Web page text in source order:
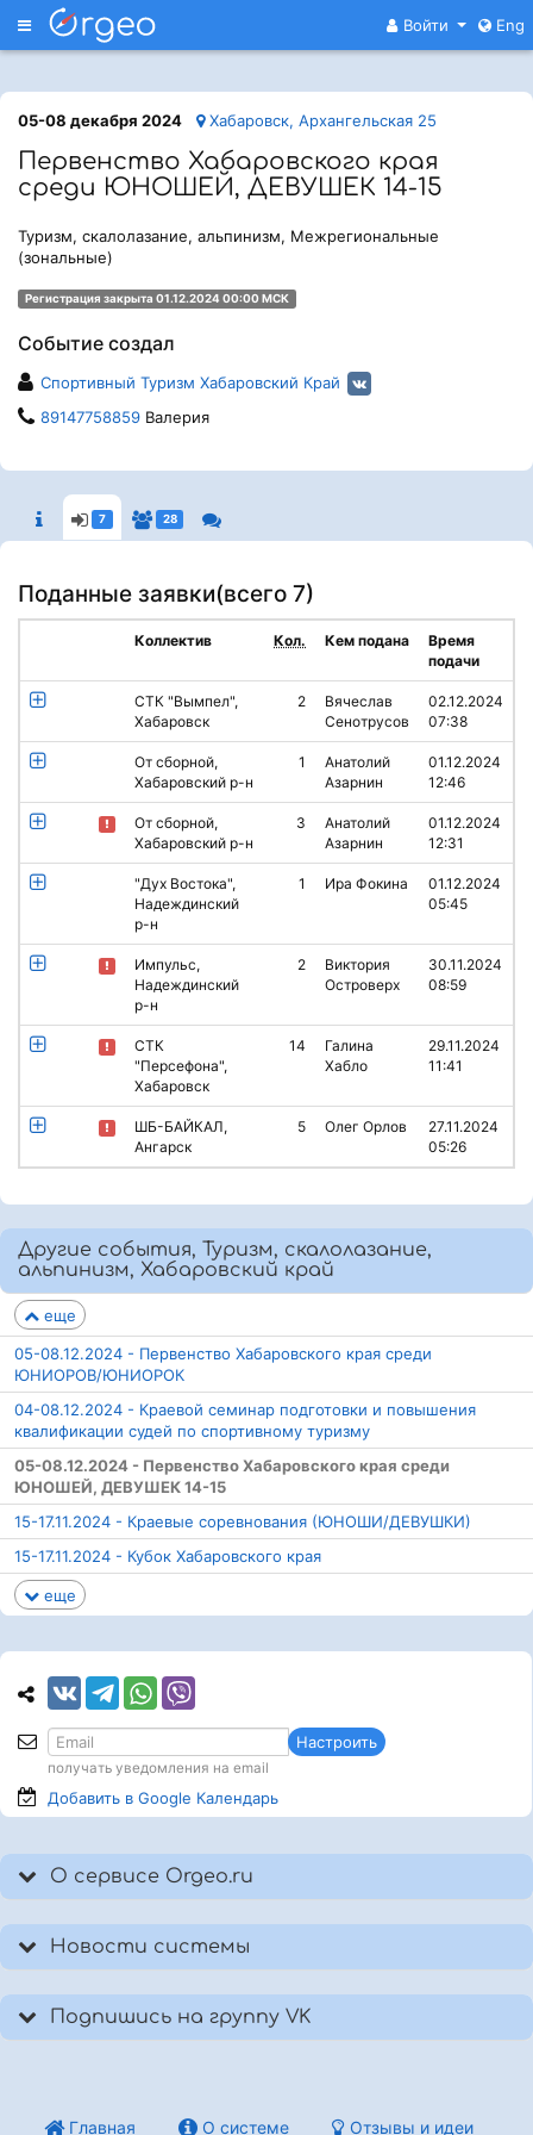
Меню Войти Eng
05-08 декабря 2024 Хабаровск, Архангельская 25
Первенство Хабаровского края
среди ЮНОШЕЙ, ДЕВУШЕК 14-15
Туризм, скалолазание, альпинизм, Межрегиональные
(зональные)
Регистрация закрыта 01.12.2024 00:00 МСК
Событие создал
Спортивный Туризм Хабаровский Край
89147758859 Валерия
7 28
Поданные заявки(всего 7)
Коллектив Кол. Кем подана
Время
подачи
СТК "Вымпел",
Хабаровск
2
Вячеслав
Сенотрусов
02.12.2024
07:38
От сборной,
Хабаровский р-н
1
Анатолий
Азарнин
01.12.2024
12:46
От сборной,
Хабаровский р-н
3
Анатолий
Азарнин
01.12.2024
12:31
"Дух Востока",
Надеждинский
р-н
1 Ира Фокина
01.12.2024
05:45
Импульс,
Надеждинский
р-н
2
Виктория
Островерх
30.11.2024
08:59
СТК
"Персефона",
Хабаровск
14
Галина
Хабло
29.11.2024
11:41
ШБ-БАЙКАЛ,
Ангарск
5 Олег Орлов
27.11.2024
05:26
Другие события, Туризм, скалолазание,
альпинизм, Хабаровский край
еще
05-08.12.2024 - Первенство Хабаровского края среди
ЮНИОРОВ/ЮНИОРОК
04-08.12.2024 - Краевой семинар подготовки и повышения
квалификации судей по спортивному туризму
05-08.12.2024 - Первенство Хабаровского края среди
ЮНОШЕЙ, ДЕВУШЕК 14-15
15-17.11.2024 - Краевые соревнования (ЮНОШИ/ДЕВУШКИ)
15-17.11.2024 - Кубок Хабаровского края
еще
Настроить
получать уведомления на email
Добавить в Google Календарь
О сервисе Orgeo.ru
Новости системы
Подпишись на группу VK
Главная О системе Отзывы и идеи